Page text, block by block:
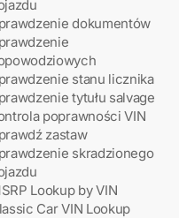
dokumentów
stanu licznika
tytułu salvage
poprawności VIN
zastaw
skradzionego
Lookup by VIN
Car VIN Lookup